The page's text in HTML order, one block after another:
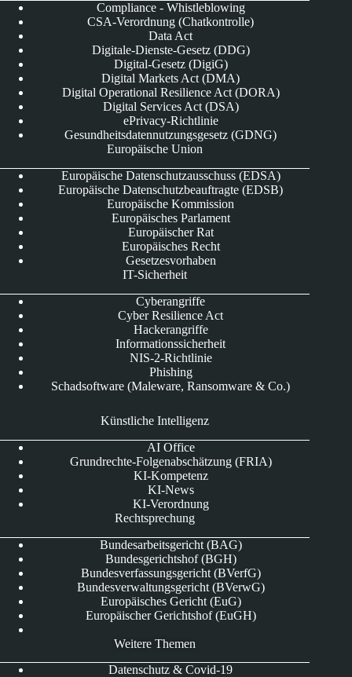
Compliance - Whistleblowing
CSA-Verordnung (Chatkontrolle)
Data Act
Digitale-Dienste-Gesetz (DDG)
Digital-Gesetz (DigiG)
Digital Markets Act (DMA)
Digital Operational Resilience Act (DORA)
Digital Services Act (DSA)
ePrivacy-Richtlinie
Gesundheitsdatennutzungsgesetz (GDNG)
Europäische Union
Europäische Datenschutzausschuss (EDSA)
Europäische Datenschutzbeauftragte (EDSB)
Europäische Kommission
Europäisches Parlament
Europäischer Rat
Europäisches Recht
Gesetzesvorhaben
IT-Sicherheit
Cyberangriffe
Cyber Resilience Act
Hackerangriffe
Informationssicherheit
NIS-2-Richtlinie
Phishing
Schadsoftware (Maleware, Ransomware & Co.)
Künstliche Intelligenz
AI Office
Grundrechte-Folgenabschätzung (FRIA)
KI-Kompetenz
KI-News
KI-Verordnung
Rechtsprechung
Bundesarbeitsgericht (BAG)
Bundesgerichtshof (BGH)
Bundesverfassungsgericht (BVerfG)
Bundesverwaltungsgericht (BVerwG)
Europäisches Gericht (EuG)
Europäischer Gerichtshof (EuGH)
Weitere Themen
Datenschutz & Covid-19